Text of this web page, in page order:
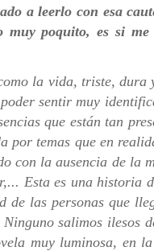
a leerlo con esa
muy poquito, es si
la vida, triste,
sentir muy
que están tan
por temas que en
con la ausencia de la
Esta es una historia
de las personas que
salimos ilesos
muy luminosa, en